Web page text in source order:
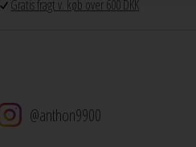
Gratis fragt v. køb over 600 DKK
@anthon9900